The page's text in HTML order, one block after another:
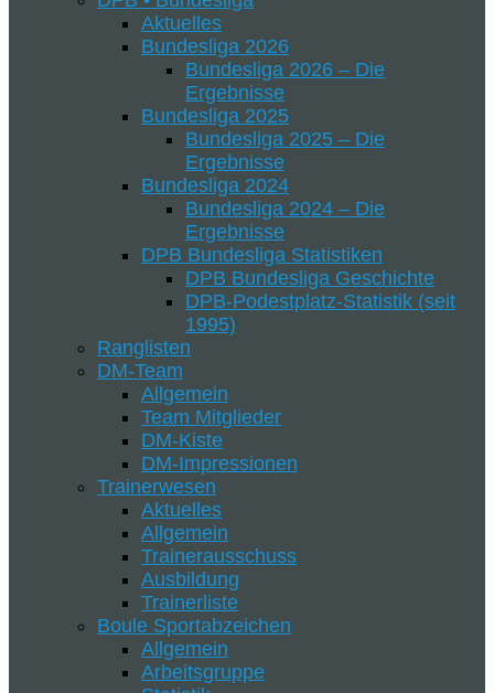
Aktuelles
Bundesliga 2026
Bundesliga 2026 – Die
Ergebnisse
Bundesliga 2025
Bundesliga 2025 – Die
Ergebnisse
Bundesliga 2024
Bundesliga 2024 – Die
Ergebnisse
DPB Bundesliga Statistiken
DPB Bundesliga Geschichte
DPB-Podestplatz-Statistik (seit
1995)
Ranglisten
DM-Team
Allgemein
Team Mitglieder
DM-Kiste
DM-Impressionen
Trainerwesen
Aktuelles
Allgemein
Trainerausschuss
Ausbildung
Trainerliste
Boule Sportabzeichen
Allgemein
Arbeitsgruppe